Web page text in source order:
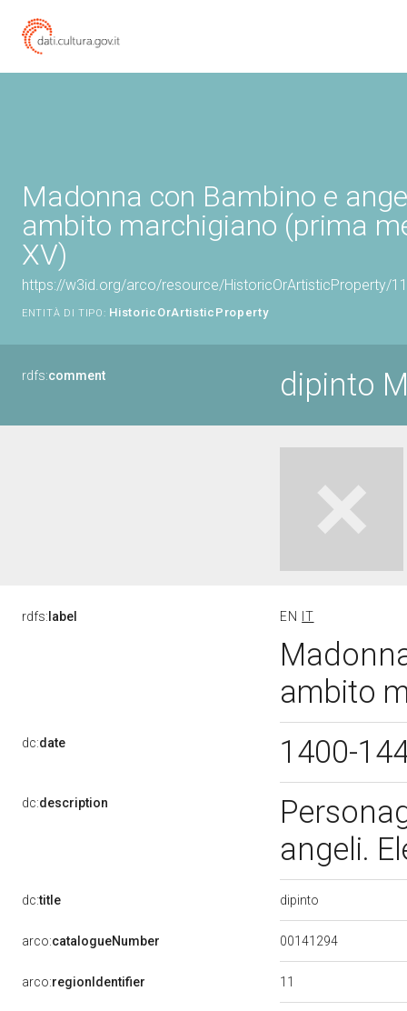
Madonna con Bambino e
ambito marchigiano (prima
XV)
https://w3id.org/arco/resource/HistoricOrArtisticProperty/
ENTITÀ DI TIPO: HistoricOrArtisticProperty
rdfs:comment dipinto
rdfs: label EN IT
ambito
dc:date 1400-
dc:description
angeli.
dc:title dipinto
arco:catalogueNumber 00141294
arco:regionIdentifier 11